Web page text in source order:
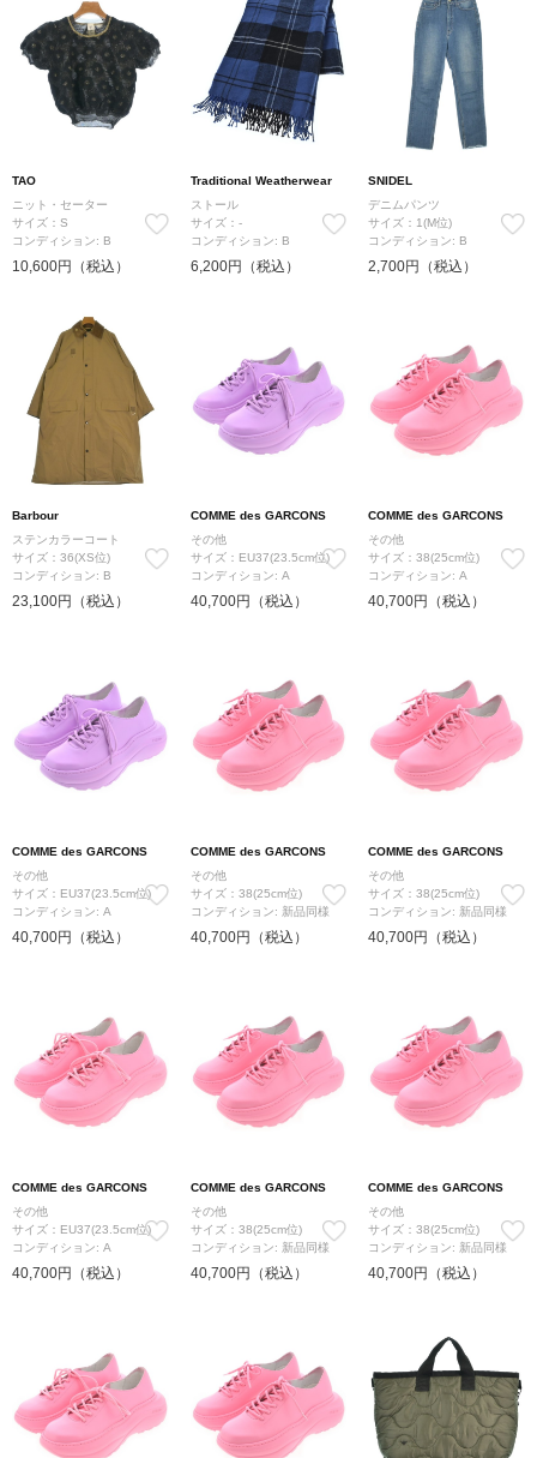
TAO
ニット・セーター
サイズ：S
コンディション: B
10,600円（税込）
Traditional Weatherwear
ストール
サイズ：-
コンディション: B
6,200円（税込）
SNIDEL
デニムパンツ
サイズ：1(M位)
コンディション: B
2,700円（税込）
Barbour
ステンカラーコート
サイズ：36(XS位)
コンディション: B
23,100円（税込）
COMME des GARCONS
その他
サイズ：EU37(23.5cm位)
コンディション: A
40,700円（税込）
COMME des GARCONS
その他
サイズ：38(25cm位)
コンディション: A
40,700円（税込）
COMME des GARCONS
その他
サイズ：EU37(23.5cm位)
コンディション: A
40,700円（税込）
COMME des GARCONS
その他
サイズ：38(25cm位)
コンディション: 新品同様
40,700円（税込）
COMME des GARCONS
その他
サイズ：38(25cm位)
コンディション: 新品同様
40,700円（税込）
COMME des GARCONS
その他
サイズ：EU37(23.5cm位)
コンディション: A
40,700円（税込）
COMME des GARCONS
その他
サイズ：38(25cm位)
コンディション: 新品同様
40,700円（税込）
COMME des GARCONS
その他
サイズ：38(25cm位)
コンディション: 新品同様
40,700円（税込）